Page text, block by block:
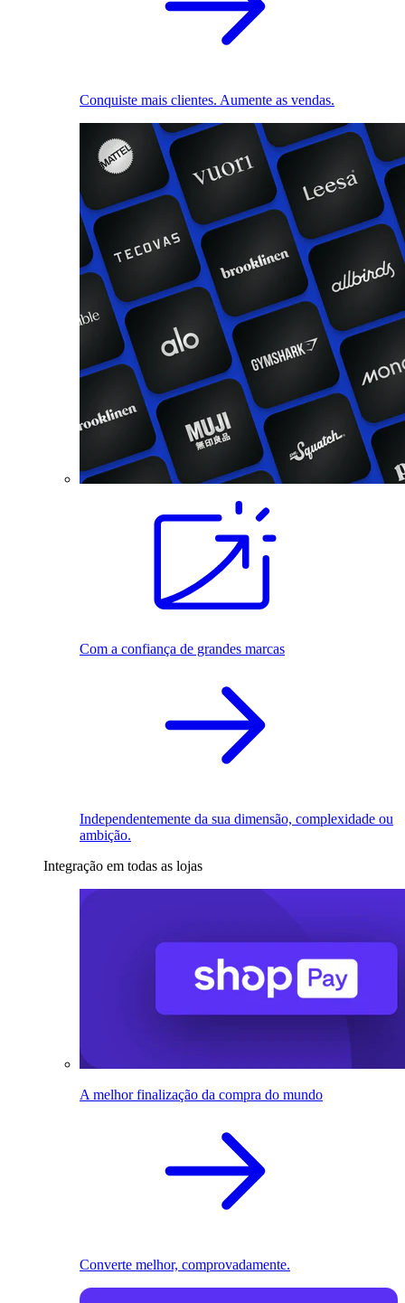
Conquiste mais clientes. Aumente as vendas.
Com a confiança de grandes marcas
Independentemente da sua dimensão, complexidade ou
ambição.
Integração em todas as lojas
A melhor finalização da compra do mundo
Converte melhor, comprovadamente.